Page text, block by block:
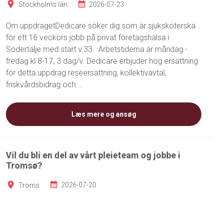
Stockholms län 2026-07-23
Om uppdragetDedicare söker dig som är sjuksköterska
för ett 16 veckors jobb på privat företagshälsa i
Södertälje med start v.33. Arbetstiderna är måndag -
fredag kl 8-17, 3 dag/v. Dedicare erbjuder hög ersättning
för detta uppdrag reseersättning, kollektivavtal,
friskvårdsbidrag och...
Læs mere og ansøg
Vil du bli en del av vårt pleieteam og jobbe i
Tromsø?
Troms 2026-07-20